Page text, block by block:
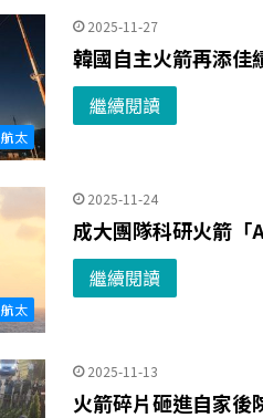
航太
2025-11-27
韓國自主火箭再添佳
繼續閱讀
航太
2025-11-24
成大團隊科研火箭
繼續閱讀
2025-11-13
火箭碎片砸進自家後